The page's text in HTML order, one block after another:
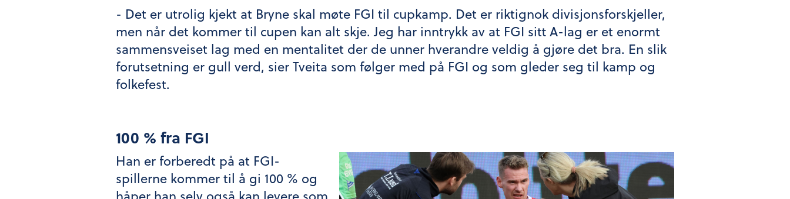
- Det er utrolig kjekt at Bryne skal møte FGI til cupkamp. Det er riktignok divisjonsforskjeller,
men når det kommer til cupen kan alt skje. Jeg har inntrykk av at FGI sitt A-lag er et enormt
sammensveiset lag med en mentalitet der de unner hverandre veldig å gjøre det bra. En slik
forutsetning er gull verd, sier Tveita som følger med på FGI og som gleder seg til kamp og
folkefest.
100 % fra FGI
Han er forberedt på at FGI-
spillerne kommer til å gi 100 % og